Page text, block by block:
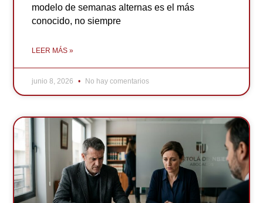
modelo de semanas alternas es el más
conocido, no siempre
LEER MÁS »
junio 8, 2026 No hay comentarios